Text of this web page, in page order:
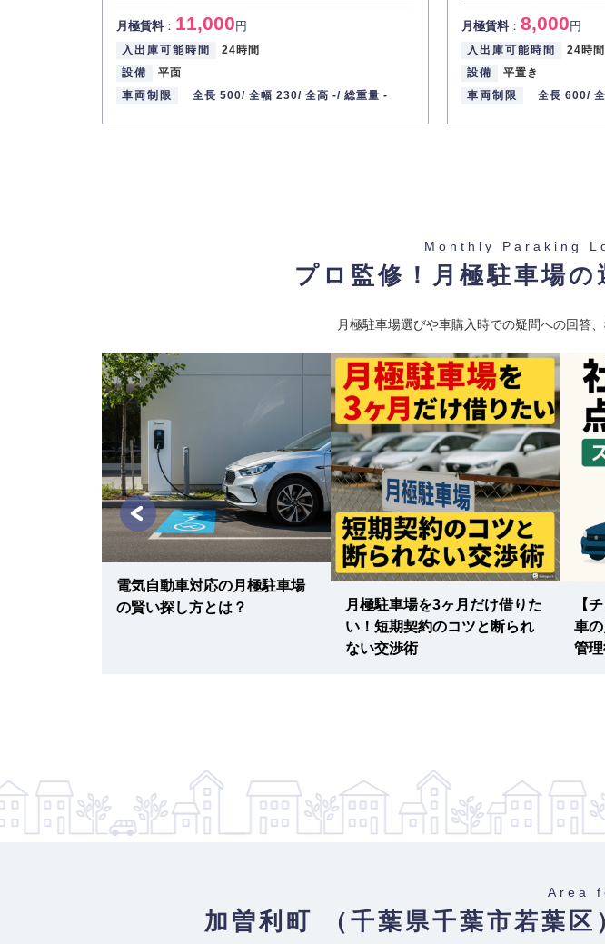
月極賃料： 11,000円
入出庫可能時間
24時間
設備
平面
車両制限
全長 500/ 全幅 230/ 全高 -/ 総重量 -
月極賃料： 8,000円
入出庫可能時間
24時間
設備
平置き
車両制限
全長 600/
Monthly Paraking
プロ監修！月極駐車場
月極駐車場選びや車購入時での疑問への回答
電気自動車対応の月極駐車場
の賢い探し方とは？
月極駐車場を3ヶ月だけ借りた
い！短期契約のコツと断られ
ない交渉術
【
車
管
Area
加曽利町 （千葉県千葉市若葉